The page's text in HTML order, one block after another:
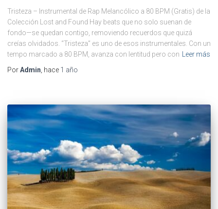
Tristeza – Instrumental de Rap Melancólico a 80 BPM (Gratis) de la
Colección Lost and Found Hay beats que no solo suenan de
fondo—se quedan contigo, removiendo recuerdos que quizá
creías olvidados. “Tristeza” es uno de esos instrumentales. Con un
tempo marcado a 80 BPM, avanza con lentitud pero con
Leer más
PorAdmin , hace 1 año